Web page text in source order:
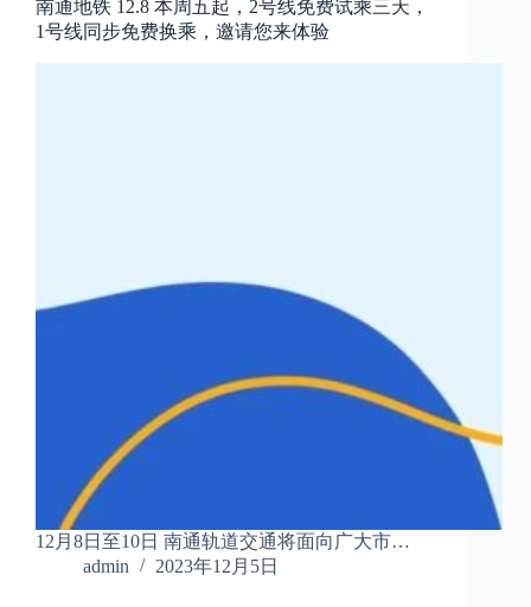
南通地铁 12.8 本周五起，2号线免费试乘三天，
1号线同步免费换乘，邀请您来体验
12月8日至10日 南通轨道交通将面向广大市…
admin
2023年12月5日